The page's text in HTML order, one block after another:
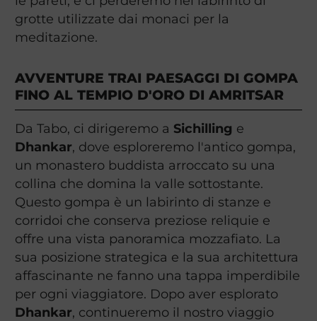
grotte utilizzate dai monaci per la
meditazione.
AVVENTURE TRAI PAESAGGI DI GOMPA
FINO AL TEMPIO D'ORO DI AMRITSAR
Da Tabo, ci dirigeremo a Sichilling e
Dhankar, dove esploreremo l'antico gompa,
un monastero buddista arroccato su una
collina che domina la valle sottostante.
Questo gompa è un labirinto di stanze e
corridoi che conserva preziose reliquie e
offre una vista panoramica mozzafiato. La
sua posizione strategica e la sua architettura
affascinante ne fanno una tappa imperdibile
per ogni viaggiatore. Dopo aver esplorato
Dhankar, continueremo il nostro viaggio